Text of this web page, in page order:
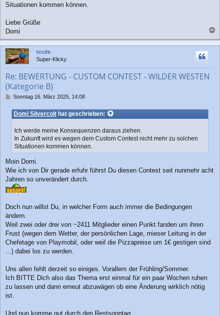
Situationen kommen können.
Liebe Grüße
Domi
a
c
tccde
Super-Klicky
Re: BEWERTUNG - CUSTOM CONTEST - WILDER WESTEN
(Kategorie B)
B
i
t
Sonntag 16. März 2025, 14:08
Domi Silvercolthat geschrieben:
Ich werde meine Konsequenzen daraus ziehen.
In Zukunft wird es wegen dem Custom Contest nicht mehr zu solchen
Situationen kommen können.
Moin Domi.
Wie ich von Dir gerade erfuhr führst Du diesen Contest seit nunmehr acht
Jahren so unverändert durch.
Doch nun willst Du, in welcher Form auch immer die Bedingungen
ändern.
Weil zwei oder drei von ~2411 Mitglieder einen Punkt fanden um ihren
Frust (wegen dem Wetter, der persönlichen Lage, mieser Leitung in der
Chefetage von Playmobil, oder weil die Pizzapreise um 1€ gestigen sind
...) dabei los zu werden.
Uns allen fehlt derzeit so einiges. Vorallem der Frühling/Sommer.
Ich BITTE Dich also das Thema erst einmal für ein paar Wochen ruhen
zu lassen und dann erneut abzuwägen ob eine Änderung wirklich nötig
ist.
Und nun komme gut durch den Restsonntag.